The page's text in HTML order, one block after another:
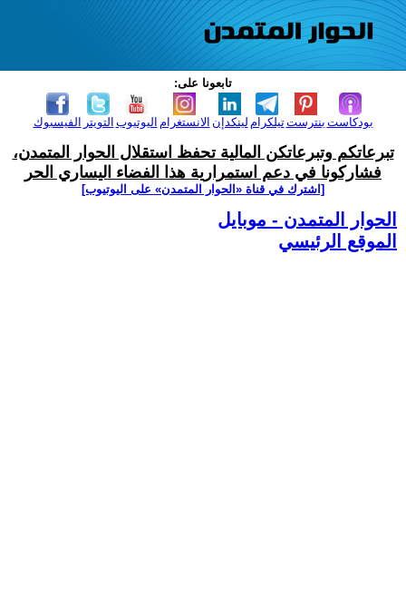
تابعونا على:
الفيسبوك التويتر اليوتيوب الانستغرام لينكدإن تيلكرامبنترست بودكاست
تبرعاتكم وتبرعاتكن المالية تحفظ استقلال الحوار المتمدن،
فشاركونا في دعم استمرارية هذا الفضاء اليساري الحر
[اشترك في قناة ‫«الحوار المتمدن» على اليوتيوب]
الحوار المتمدن - موبايل
الموقع الرئيسي